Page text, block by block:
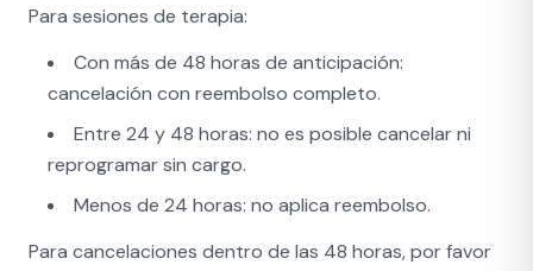
INICIAR SESIÓN
Para sesiones de terapia:
Con más de 48 horas de anticipación:
cancelación con reembolso completo.
Entre 24 y 48 horas: no es posible cancelar ni
reprogramar sin cargo.
Menos de 24 horas: no aplica reembolso.
Para cancelaciones dentro de las 48 horas, por favor